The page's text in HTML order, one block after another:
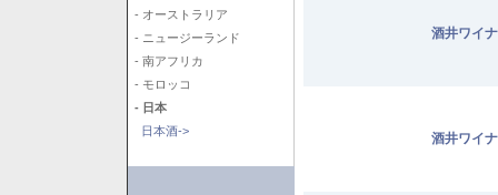
- オーストラリア
- ニュージーランド
- 南アフリカ
- モロッコ
- 日本
日本酒->
酒井ワイ
酒井ワイ